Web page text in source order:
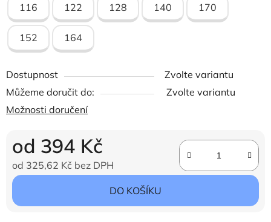
116 122 128 140 170
152 164
Dostupnost
Zvolte variantu
Můžeme doručit do:
Zvolte variantu
Možnosti doručení
od 394 Kč
od 325,62 Kč bez DPH
Měrná cena:
DO KOŠÍKU